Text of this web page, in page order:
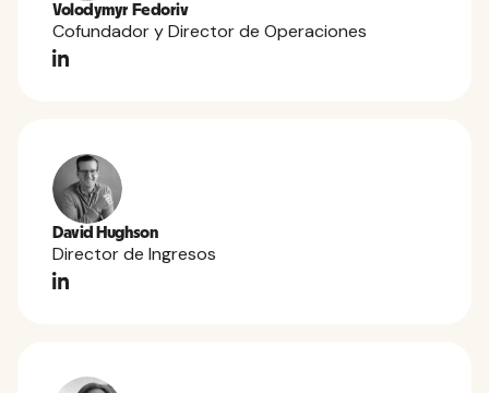
Volodymyr Fedoriv
Cofundador y Director de Operaciones
David Hughson
Director de Ingresos